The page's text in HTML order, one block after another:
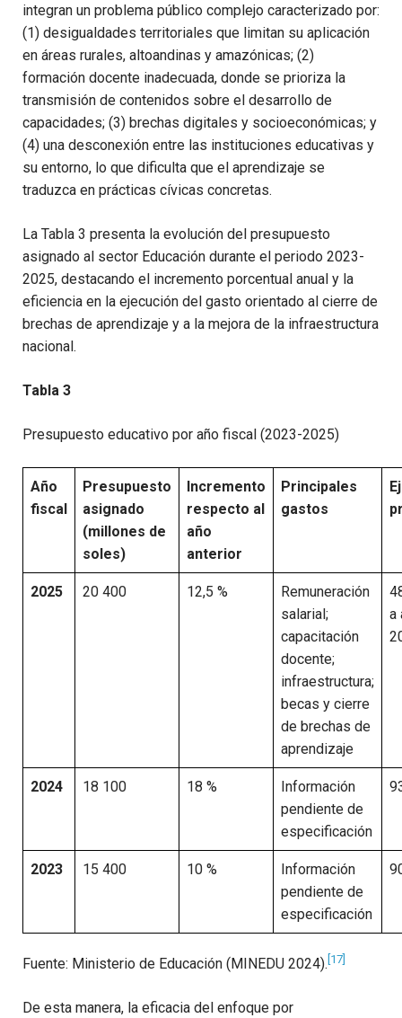
integran un problema público complejo caracterizado por:
(1) desigualdades territoriales que limitan su aplicación
en áreas rurales, altoandinas y amazónicas; (2)
formación docente inadecuada, donde se prioriza la
transmisión de contenidos sobre el desarrollo de
capacidades; (3) brechas digitales y socioeconómicas; y
(4) una desconexión entre las instituciones educativas y
su entorno, lo que dificulta que el aprendizaje se
traduzca en prácticas cívicas concretas.
La Tabla 3 presenta la evolución del presupuesto
asignado al sector Educación durante el periodo 2023-
2025, destacando el incremento porcentual anual y la
eficiencia en la ejecución del gasto orientado al cierre de
brechas de aprendizaje y a la mejora de la infraestructura
nacional.
Tabla 3
Presupuesto educativo por año fiscal (2023-2025)
Año
fiscal
Presupuesto
asignado
(millones de
soles)
Incremento
respecto al
año
anterior
Principales
gastos
2025 20 400 12,5 %
Remuneración
salarial;
capacitación
docente;
infraestructura;
becas y cierre
de brechas de
aprendizaje
a
2024 18 100 18 %
Información
pendiente de
especificación
2023 15 400 10 %
Información
pendiente de
especificación
Fuente: Ministerio de Educación (MINEDU 2024). [17]
De esta manera, la eficacia del enfoque por